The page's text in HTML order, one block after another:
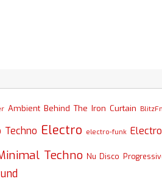
Ambient Behind The Iron Curtain
Techno Electro electro-funk
Techno Nu Disco